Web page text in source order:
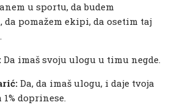
u sportu, da budem
pomažem ekipi, da osetim taj
Da imaš svoju ulogu u timu negde.
Da, da imaš ulogu, i daje tvoja
doprinese.